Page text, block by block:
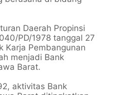
Daerah Propinsi
PD/1978 tanggal 27
Karja Pembangunan
menjadi Bank
Barat.
aktivitas Bank